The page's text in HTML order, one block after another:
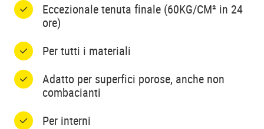
Eccezionale tenuta finale (60KG/CM² in 24
ore)
Per tutti i materiali
Adatto per superfici porose, anche non
combacianti
Per interni